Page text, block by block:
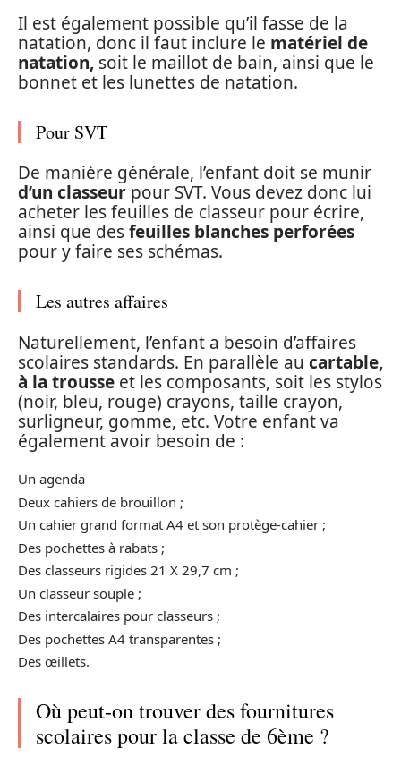
Il est également possible qu’il fasse de la
natation, donc il faut inclure le matériel de
natation, soit le maillot de bain, ainsi que le
bonnet et les lunettes de natation.
Pour SVT
De manière générale, l’enfant doit se munir
d’un classeur pour SVT. Vous devez donc lui
acheter les feuilles de classeur pour écrire,
ainsi que desfeuilles blanches perforées
pour y faire ses schémas.
Les autres affaires
Naturellement, l’enfant a besoin d’affaires
scolaires standards. En parallèle au cartable,
à la trousse et les composants, soit les stylos
(noir, bleu, rouge) crayons, taille crayon,
surligneur, gomme, etc. Votre enfant va
également avoir besoin de :
Un agenda
Deux cahiers de brouillon ;
Un cahier grand format A4 et son protège-cahier ;
Des pochettes à rabats ;
Des classeurs rigides 21 X 29,7 cm ;
Un classeur souple ;
Des intercalaires pour classeurs ;
Des pochettes A4 transparentes ;
Des œillets.
Où peut-on trouver des fournitures
scolaires pour la classe de 6ème ?